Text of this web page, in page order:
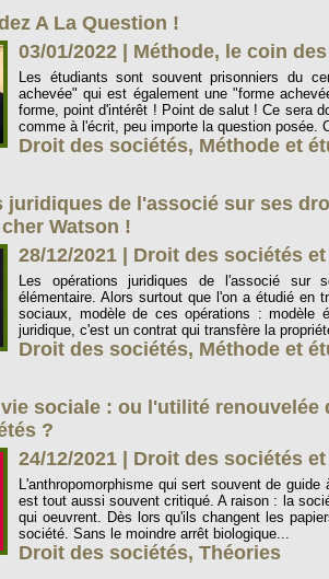
A La Question !
03/01/2022
Méthode, le coin
Les étudiants sont souvent prisonniers du
achevée" qui est également une "forme
forme, point d'intérêt ! Point de salut ! Ce sera
comme à l'écrit, peu importe la question posée.
Droit des sociétés, Méthode et
juridiques de l'associé sur ses
Watson !
28/12/2021
Droit des sociétés
Les opérations juridiques de l'associé
élémentaire. Alors surtout que l'on a étudié en
sociaux, modèle de ces opérations : modèle
juridique, c'est un contrat qui transfère la
Droit des sociétés, Méthode et
sociale : ou l'utilité
?
24/12/2021
Droit des sociétés
L'anthropomorphisme qui sert souvent de
est tout aussi souvent critiqué. A raison : la
qui oeuvrent. Dès lors qu'ils changent les
société. Sans le moindre arrêt biologique...
Droit des sociétés, Théories